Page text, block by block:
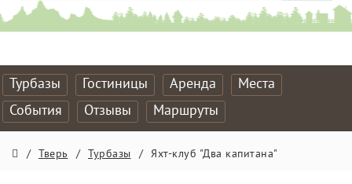
Турбазы Гостиницы Аренда
Места
События
Отзывы Маршруты
/ Тверь / Турбазы / Яхт-клуб "Два капитана"